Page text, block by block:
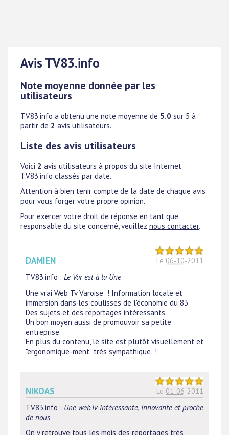
Avis TV83.info
Note moyenne donnée par les
utilisateurs
TV83.info a obtenu une note moyenne de 5.0 sur 5 à
partir de 2 avis utilisateurs.
Liste des avis utilisateurs
Voici 2 avis utilisateurs à propos du site Internet
TV83.info classés par date.
Attention à bien tenir compte de la date de chaque avis
pour vous forger votre propre opinion.
Pour exercer votre droit de réponse en tant que
responsable du site concerné, veuillez nous contacter.
DAMIEN Le 06-10-2011
TV83.info : Le Var est à la Une
Une vrai Web Tv Varoise ! Information locale et
immersion dans les coulisses de l'économie du 83.
Des sujets et des reportages intéressants.
Un bon moyen aussi de promouvoir sa petite
entreprise.
En plus du contenu, le site est plutôt visuellement et
"ergonomique-ment" très sympathique !
NIKOAS Le 01-06-2011
TV83.info : Une webTv intéressante, innovante et proche
de nous
On y retrouve tous les mois des reportages très